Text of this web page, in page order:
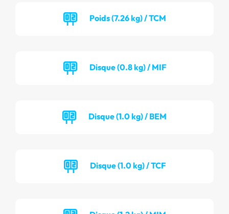
Poids (7.26 kg) / TCM
Disque (0.8 kg) / MIF
Disque (1.0 kg) / BEM
Disque (1.0 kg) / TCF